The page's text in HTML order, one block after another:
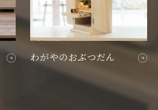
わがやのおぶつだん